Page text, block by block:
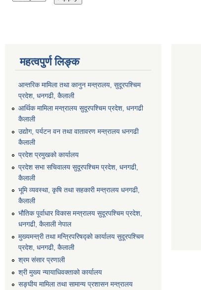
महत्वपुर्ण लिङ्क
आन्तरिक मामिला तथा कानुन मन्त्रालय, सुदूरपश्चिम
प्रदेश, धनगढी, कैलाली
आर्थिक मामिला मन्त्रालय सुदूरपश्चिम प्रदेश, धनगढी
कैलाली
उद्योग, पर्यटन वन तथा वातावरण मन्त्रालय धनगढी
कैलाली
प्रदेश प्रमुखको कार्यालय
प्रदेश सभा सचिवालय सुदूरपश्‍चिम प्रदेश, धनगढी,
कैलाली
भूमि व्यवस्था, कृषि तथा सहकारी मन्त्रालय धनगढी,
कैलाली
भौतिक पूर्वाधार विकास मन्त्रालय सुदूरपश्चिम प्रदेश,
धनगढी, कैलाली नेपाल
मुख्यमन्त्री तथा मन्त्रिपरिषद्को कार्यालय सुदूरपश्चिम
प्रदेश, धनगढी, कैलाली
श्रम संसार प्रणाली
श्री मुख्य न्यायाधिवक्ताको कार्यालय
सङ्‍घीय मामिला तथा सामान्य प्रशासन मन्त्रालय